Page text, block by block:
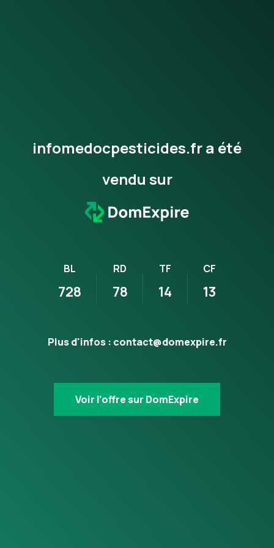
infomedocpesticides.fr a été
vendu sur
BL
728
RD
78
TF
14
CF
13
Plus d'infos : contact@domexpire.fr
Voir l’offre sur DomExpire